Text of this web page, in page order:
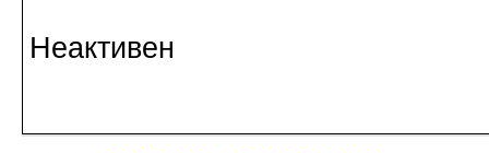
Неактивен